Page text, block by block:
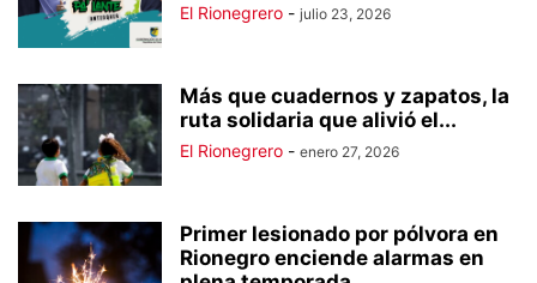
El Rionegrero - julio 23, 2026
Más que cuadernos y zapatos, la
ruta solidaria que alivió el...
El Rionegrero - enero 27, 2026
Primer lesionado por pólvora en
Rionegro enciende alarmas en